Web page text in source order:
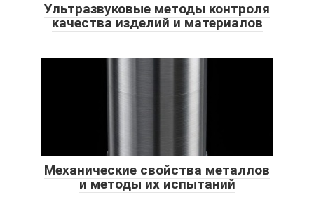
Ультразвуковые методы контроля
качества изделий и материалов
Механические свойства металлов
и методы их испытаний